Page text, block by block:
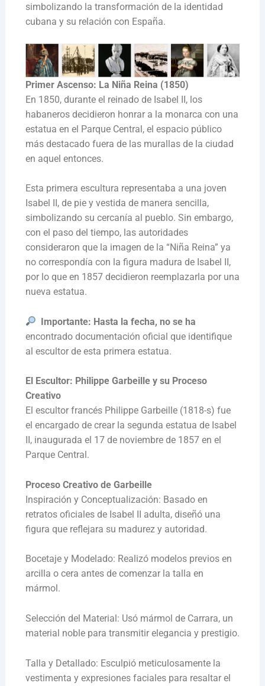
simbolizando la transformación de la identidad
cubana y su relación con España.
Primer Ascenso: La Niña Reina (1850)
En 1850, durante el reinado de Isabel II, los
habaneros decidieron honrar a la monarca con una
estatua en el Parque Central, el espacio público
más destacado fuera de las murallas de la ciudad
en aquel entonces.
Esta primera escultura representaba a una joven
Isabel II, de pie y vestida de manera sencilla,
simbolizando su cercanía al pueblo. Sin embargo,
con el paso del tiempo, las autoridades
consideraron que la imagen de la “Niña Reina” ya
no correspondía con la figura madura de Isabel II,
por lo que en 1857 decidieron reemplazarla por una
nueva estatua.
Importante: Hasta la fecha, no se ha
encontrado documentación oficial que identifique
al escultor de esta primera estatua.
El Escultor: Philippe Garbeille y su Proceso
Creativo
El escultor francés Philippe Garbeille (1818-s) fue
el encargado de crear la segunda estatua de Isabel
II, inaugurada el 17 de noviembre de 1857 en el
Parque Central.
Proceso Creativo de Garbeille
Inspiración y Conceptualización: Basado en
retratos oficiales de Isabel II adulta, diseñó una
figura que reflejara su madurez y autoridad.
Bocetaje y Modelado: Realizó modelos previos en
arcilla o cera antes de comenzar la talla en
mármol.
Selección del Material: Usó mármol de Carrara, un
material noble para transmitir elegancia y prestigio.
Talla y Detallado: Esculpió meticulosamente la
vestimenta y expresiones faciales para resaltar el